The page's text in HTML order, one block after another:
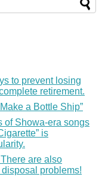
to prevent losing
retirement.
a Bottle Ship”
of Showa-era songs
is
are also
problems!